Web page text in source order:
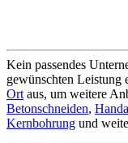
Kein passendes
gewünschten Leistung
Ort aus, um weitere
Betonschneiden,
Kernbohrung und